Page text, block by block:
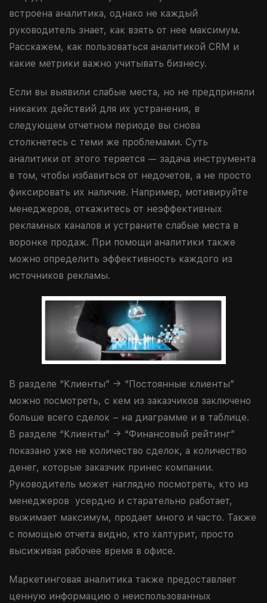
встроена аналитика, однако не каждый
руководитель знает, как взять от нее максимум.
Расскажем, как пользоваться аналитикой CRM и
какие метрики важно учитывать бизнесу.
Если вы выявили слабые места, но не предприняли
никаких действий для их устранения, в
следующем отчетном периоде вы снова
столкнетесь с теми же проблемами. Суть
аналитики от этого теряется — задача инструмента
в том, чтобы избавиться от недочетов, а не просто
фиксировать их наличие. Например, мотивируйте
менеджеров, откажитесь от неэффективных
рекламных каналов и устраните слабые места в
воронке продаж. При помощи аналитики также
можно определить эффективность каждого из
источников рекламы.
В разделе “Клиенты” → “Постоянные клиенты”
можно посмотреть, с кем из заказчиков заключено
больше всего сделок – на диаграмме и в таблице.
В разделе “Клиенты” → “Финансовый рейтинг”
показано уже не количество сделок, а количество
денег, которые заказчик принес компании.
Руководитель может наглядно посмотреть, кто из
менеджеров усердно и старательно работает,
выжимает максимум, продает много и часто. Также
с помощью отчета видно, кто халтурит, просто
высиживая рабочее время в офисе.
Маркетинговая аналитика также предоставляет
ценную информацию о неиспользованных